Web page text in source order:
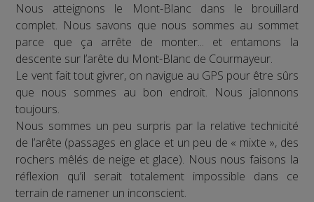
Nous atteignons le Mont-Blanc dans le brouillard
complet. Nous savons que nous sommes au sommet
parce que ça arrête de monter... et entamons la
descente sur l’arête du Mont-Blanc de Courmayeur.
Le vent fait tout givrer, on navigue au GPS pour être sûrs
que nous sommes au bon endroit. Nous jalonnons
toujours.
Nous sommes un peu surpris par la relative technicité
de l’arête (passages en glace et un peu de « mixte », des
rochers mêlés de neige et glace). Nous nous faisons la
réflexion qu’il serait totalement impossible dans ce
terrain de ramener un inconscient.